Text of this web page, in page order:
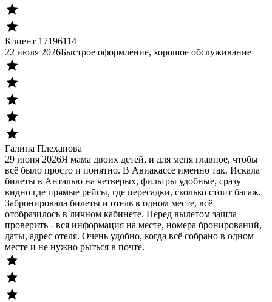
Клиент 17196114
22 июля 2026Быстрое оформление, хорошое обслуживание
Галина Плеханова
29 июня 2026Я мама двоих детей, и для меня главное, чтобы
всё было просто и понятно. В Авиакассе именно так. Искала
билеты в Анталью на четверых, фильтры удобные, сразу
видно где прямые рейсы, где пересадки, сколько стоит багаж.
Забронировала билеты и отель в одном месте, всё
отобразилось в личном кабинете. Перед вылетом зашла
проверить - вся информация на месте, номера бронирований,
даты, адрес отеля. Очень удобно, когда всё собрано в одном
месте и не нужно рыться в почте.